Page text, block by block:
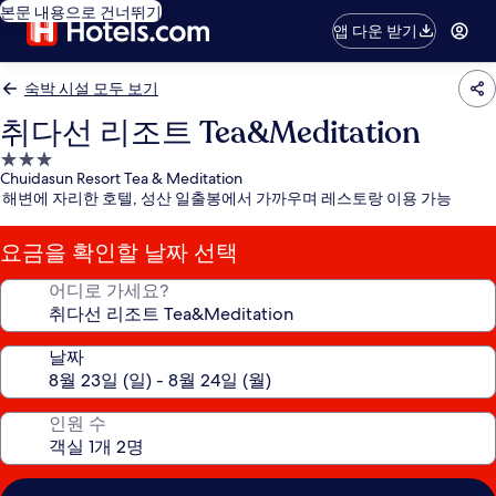
본문 내용으로 건너뛰기
앱 다운 받기
숙박 시설 모두 보기
취다선 리조트 Tea&Meditation
3.0
성
급
숙
박
시
Chuidasun Resort Tea & Meditation
해변에 자리한 호텔, 성산 일출봉에서 가까우며 레스토랑 이용 가능
요금을 확인할 날짜 선택
어디로 가세요?
날짜
인원 수